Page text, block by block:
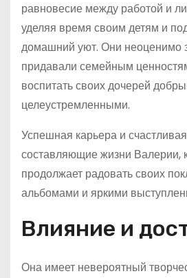
равновесие между работой и
уделяя время своим детям и
домашний уют. Они неоценимо
придавали семейным
воспитать своих дочерей
целеустремленными.
Успешная карьера и
составляющие жизни Валерии,
продолжает радовать своих
альбомами и яркими
Влияние и
Она имеет невероятный